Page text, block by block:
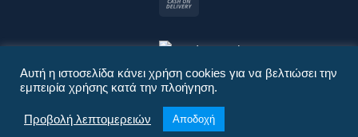
Proseuxi.Shop © 2019-2026
Αυτή η ιστοσελίδα κάνει χρήση cookies για να βελτιώσει την
εμπειρία χρήσης κατά την πλοήγηση.
Προβολή λεπτομερειών Αποδοχή